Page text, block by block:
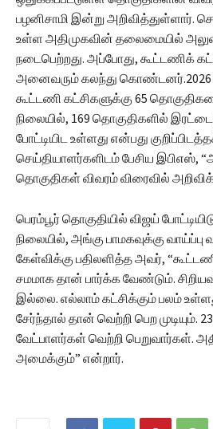
பழனிசாமி இன்று அறிவித்துள்ளார்.
உள்ள அதிமுகவின் தலைமையில்
நடைபெற்றது. அப்போது, கூட்டணிக்
அனைவரும் கலந்து கொண்டனர்.2026
கூட்டணி கட்சிகளுக்கு 65
நிலையில், 169 தொகுதிகளில்
போட்டியிட உள்ளது என்பது
செய்தியாளர்களிடம் பேசிய இபிஎஸ்,
தொகுதிகள் விவரம் விரைவில்
பெரம்பூர் தொகுதியில் விஜய்
நிலையில், அங்கு பாமகவுக்கு
கேள்விக்கு பதிலளித்த அவர்,
சமமாக தான் பார்க்க வேண்டும்.
இல்லை. எல்லாம் கட்சிக்கும் பலம்
சேர்ந்தால் தான் வெற்றி பெற முடியும்.
வேட்பாளர்கள் வெற்றி பெறுவார்கள்.
அமைக்கும்” என்றார்.